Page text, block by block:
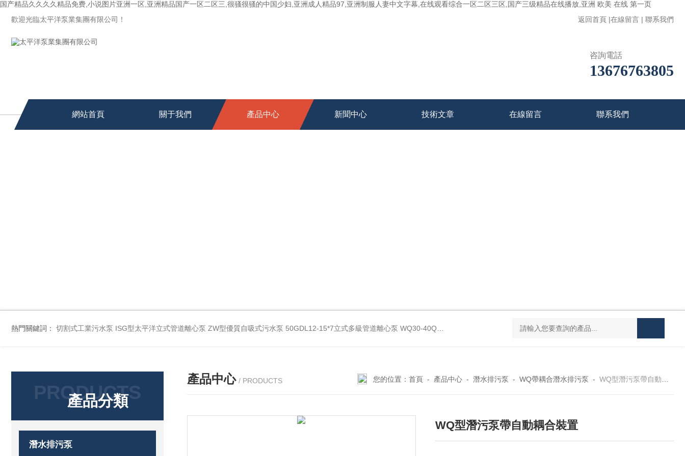
国产精品久久久久精品免费,小说图片亚洲一区,亚洲精品国产一区二区三,很骚很骚的中国少妇,亚洲成人精品97,亚洲制服人妻中文字幕,在线观看综合一区二区三区,国产三级精品在线播放,亚洲 欧美 在线 第一页
歡迎光臨太平洋泵業集團有限公司！
返回首頁 |在線留言 | 聯系我們
咨詢電話
13676763805
網站首頁 關于我們 產品中心 新聞中心 技術文章 在線留言 聯系我們
熱門關鍵詞： 切割式工業污水泵 ISG型太平洋立式管道離心泵 ZW型優質自吸式污水泵 50GDL12-15*7立式多級管道離心泵 WQ30-40QG優質雙絞刀切割式污水泵 CDLF不銹鋼多級泵 CDLF不銹鋼立式沖壓泵
PRODUCTS
產品分類
潛水排污泵
產品中心 / PRODUCTS 您的位置： 首頁- 產品中心- 潛水排污泵 - WQ帶耦合潛水排污泵 - WQ型潛污泵帶自動耦合裝置
WQ型潛污泵帶自動耦合裝置